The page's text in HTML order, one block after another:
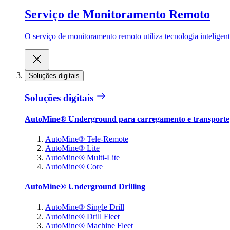
Serviço de Monitoramento Remoto
O serviço de monitoramento remoto utiliza tecnologia
Soluções digitais
Soluções digitais
AutoMine® Underground para carregamento e transporte
AutoMine® Tele-Remote
AutoMine® Lite
AutoMine® Multi-Lite
AutoMine® Core
AutoMine® Underground Drilling
AutoMine® Single Drill
AutoMine® Drill Fleet
AutoMine® Machine Fleet